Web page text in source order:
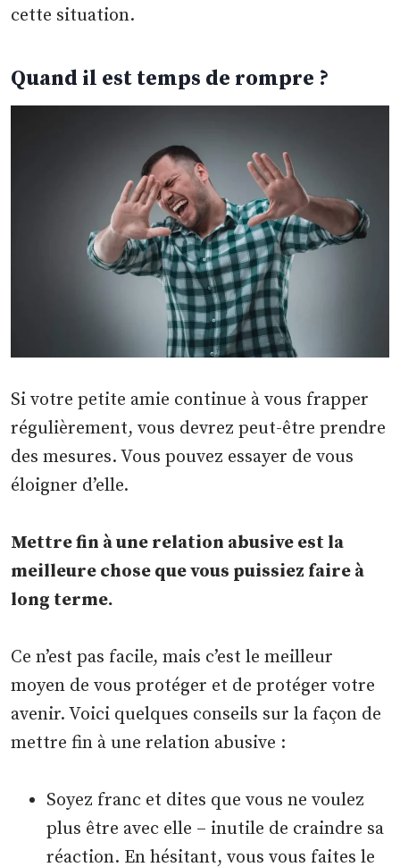
cette situation.
Quand il est temps de rompre ?
Si votre petite amie continue à vous frapper
régulièrement, vous devrez peut-être prendre
des mesures. Vous pouvez essayer de vous
éloigner d’elle.
Mettre fin à une relation abusive est la
meilleure chose que vous puissiez faire à
long terme.
Ce n’est pas facile, mais c’est le meilleur
moyen de vous protéger et de protéger votre
avenir. Voici quelques conseils sur la façon de
mettre fin à une relation abusive :
Soyez franc et dites que vous ne voulez
plus être avec elle – inutile de craindre sa
réaction. En hésitant, vous vous faites le